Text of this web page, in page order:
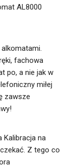
AL8000
fachowa
po, a nie jak w
miłej
zawsze
Kalibracja na
Z tego co